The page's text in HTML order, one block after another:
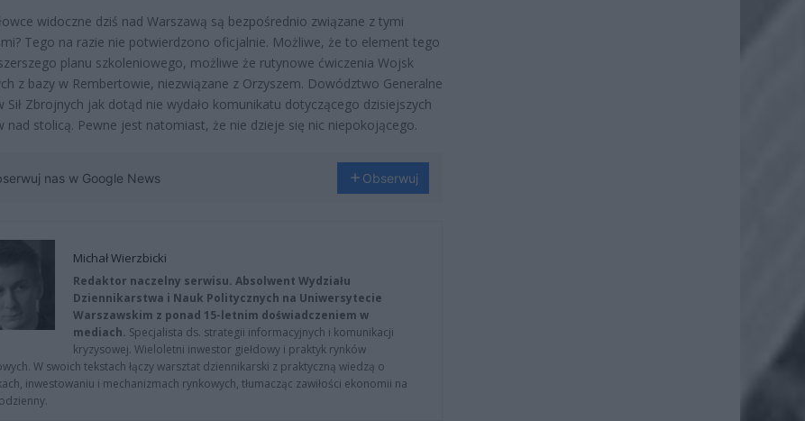
widoczne dziś nad Warszawą są bezpośrednio związane z tymi
Tego na razie nie potwierdzono oficjalnie. Możliwe, że to element tego
planu szkoleniowego, możliwe że rutynowe ćwiczenia Wojsk
z bazy w Rembertowie, niezwiązane z Orzyszem. Dowództwo Generalne
Sił Zbrojnych jak dotąd nie wydało komunikatu dotyczącego dzisiejszych
nad stolicą. Pewne jest natomiast, że nie dzieje się nic niepokojącego.
nas w Google News Obserwuj
Michał Wierzbicki
Redaktor naczelny serwisu. Absolwent Wydziału
Dziennikarstwa i Nauk Politycznych na Uniwersytecie
Warszawskim z ponad 15-letnim doświadczeniem w
mediach. Specjalista ds. strategii informacyjnych i komunikacji
kryzysowej. Wieloletni inwestor giełdowy i praktyk rynków
W swoich tekstach łączy warsztat dziennikarski z praktyczną wiedzą o
inwestowaniu i mechanizmach rynkowych, tłumacząc zawiłości ekonomii na